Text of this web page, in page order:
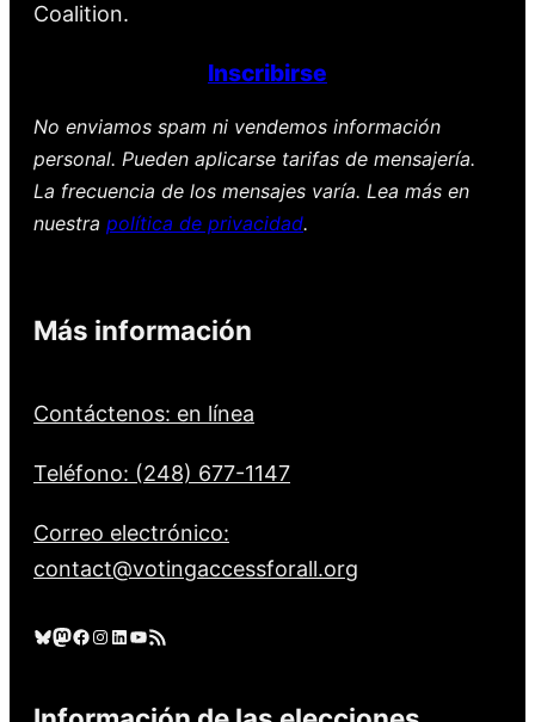
Coalition.
Inscribirse
No enviamos spam ni vendemos información
personal. Pueden aplicarse tarifas de mensajería.
La frecuencia de los mensajes varía. Lea más en
nuestra política de privacidad.
Más información
Contáctenos: en línea
Teléfono: (248) 677-1147
Correo electrónico:
contact@votingaccessforall.org
Cielo azul Mastodonte Facebook Instagram LinkedIn YouTube Feed RSS